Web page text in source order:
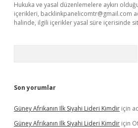
Hukuka ve yasal düzenlemelere aykırı
içerikleri, backlinkpanelicomtr@gmail.com
halinde, ilgili içerikler yasal süre içerisinde
Son yorumlar
Güney Afrikanın Ilk Siyahi Lideri Kimdir için
Güney Afrikanın Ilk Siyahi Lideri Kimdir için